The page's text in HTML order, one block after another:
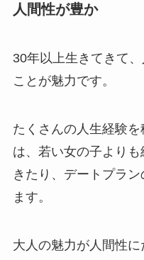
人間性が豊か
30年以上生きてきて
ことが魅力です。
たくさんの人生経験
は、若い女の子より
きたり、デートプラ
ます。
大人の魅力が人間性に